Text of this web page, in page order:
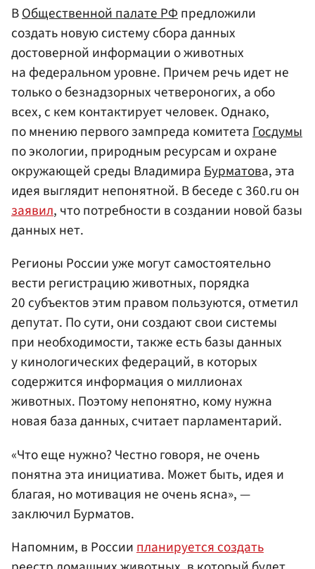
ВОбщественной палате РФпредложили
создать новую систему сбора данных
достоверной информации о животных
на федеральном уровне. Причем речь идет не
только о безнадзорных четвероногих, а обо
всех, с кем контактирует человек. Однако,
по мнению первого зампреда комитетаГосдумы
по экологии, природным ресурсам и охране
окружающей среды ВладимираБурматова, эта
идея выглядит непонятной. В беседе с 360.ru он
заявил, что потребности в создании новой базы
данных нет.
Регионы России уже могут самостоятельно
вести регистрацию животных, порядка
20 субъектов этим правом пользуются, отметил
депутат. По сути, они создают свои системы
при необходимости, также есть базы данных
у кинологических федераций, в которых
содержится информация о миллионах
животных. Поэтому непонятно, кому нужна
новая база данных, считает парламентарий.
«Что еще нужно? Честно говоря, не очень
понятна эта инициатива. Может быть, идея и
благая, но мотивация не очень ясна», —
заключил Бурматов.
Напомним, в Россиипланируется создать